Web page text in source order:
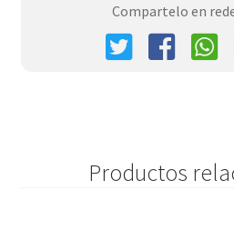
Compartelo en
Productos